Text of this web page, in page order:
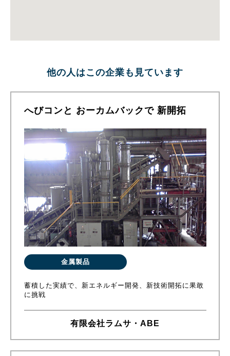
他の人はこの企業も見ています
へびコンと おーカムバックで 新開拓
金属製品
蓄積した実績で、新エネルギー開発、新技術開拓に果敢
に挑戦
有限会社ラムサ・ABE